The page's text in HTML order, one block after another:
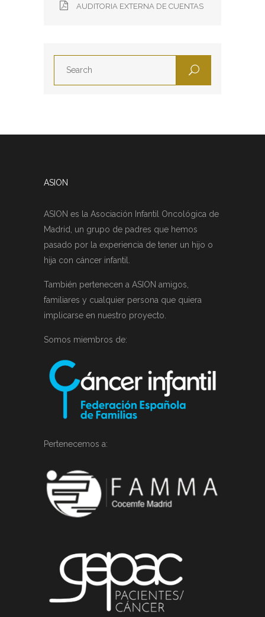
AUDITORIA EXTERNA DE CUENTAS
ASION
ASION es la Asociación Infantil Oncológica de
Madrid, un grupo de padres que hemos
pasado por la experiencia de tener un hijo o
hija con cáncer infantil.
También pertenecen a ASION amigos,
familiares y cualquier persona que quiera
implicarse en nuestro proyecto.
Somos miembros de:
Pertenecemos a: